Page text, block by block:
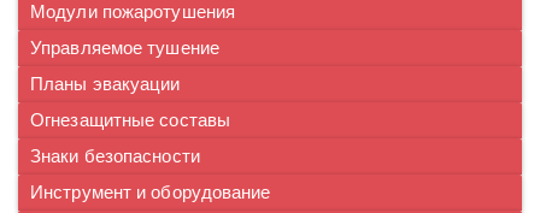
Модули пожаротушения
Управляемое тушение
Планы эвакуации
Огнезащитные составы
Знаки безопасности
Инструмент и оборудование